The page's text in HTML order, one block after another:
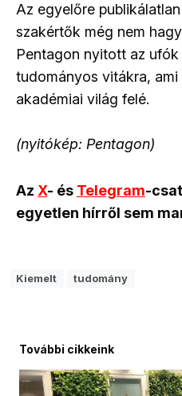
Az egyelőre
szakértők még nem
Pentagon nyitott az
tudományos vitákra,
akadémiai világ felé.
(nyitókép: Pentagon)
Az X- és Telegram-
egyetlen hírről sem
Kiemelt tudomány
További cikkeink